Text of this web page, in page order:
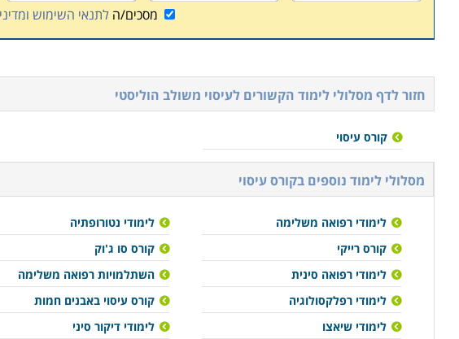
מסכים/ה לתנאי השימוש
חזור לדף מסלולי לימוד הקשורים לעיסוי משולב הוליסטי
קורס עיסוי
מסלולי לימוד נוספים בקורס עיסוי
לימודי רפואה משלימה
קורס רייקי
לימודי רפואה סינית
לימודי רפלקסולוגיה
לימודי שיאצו
לימודי נטורופתיה
קורס סו ג'וק
השתלמויות רפואה משלימה
קורס עיסוי באבנים חמות
לימודי דיקור סיני